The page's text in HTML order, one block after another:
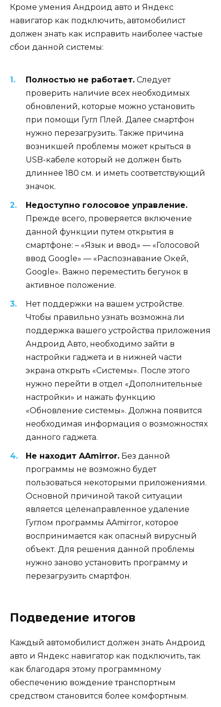
Кроме умения Андроид авто и Яндекс
навигатор как подключить, автомобилист
должен знать как исправить наиболее частые
сбои данной системы:
Полностью не работает. Следует
проверить наличие всех необходимых
обновлений, которые можно установить
при помощи Гугл Плей. Далее смартфон
нужно перезагрузить. Также причина
возникшей проблемы может крыться в
USB-кабеле который не должен быть
длиннее 180 см. и иметь соответствующий
значок.
Недоступно голосовое управление.
Прежде всего, проверяется включение
данной функции путем открытия в
смартфоне: – «Язык и ввод» — «Голосовой
ввод Google» — «Распознавание Окей,
Google». Важно переместить бегунок в
активное положение.
Нет поддержки на вашем устройстве.
Чтобы правильно узнать возможна ли
поддержка вашего устройства приложения
Андроид Авто, необходимо зайти в
настройки гаджета и в нижней части
экрана открыть «Системы». После этого
нужно перейти в отдел «Дополнительные
настройки» и нажать функцию
«Обновление системы». Должна появится
необходимая информация о возможностях
данного гаджета.
Не находит AAmirror. Без данной
программы не возможно будет
пользоваться некоторыми приложениями.
Основной причиной такой ситуации
является целенаправленное удаление
Гуглом программы AAmirror, которое
воспринимается как опасный вирусный
объект. Для решения данной проблемы
нужно заново установить программу и
перезагрузить смартфон.
Подведение итогов
Каждый автомобилист должен знать Андроид
авто и Яндекс навигатор как подключить, так
как благодаря этому программному
обеспечению вождение транспортным
средством становится более комфортным.